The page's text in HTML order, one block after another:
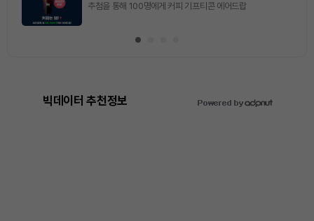
추첨을 통해 100명에게 커피 기프티콘 에어드랍
빅데이터 추천정보